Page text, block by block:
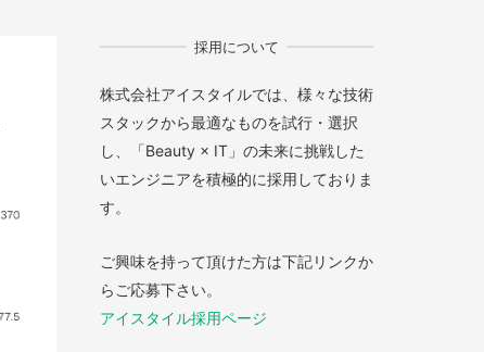
採用について
株式会社アイスタイルでは、様々な技術
スタックから最適なものを試行・選択
し、「Beauty × IT」の未来に挑戦した
いエンジニアを積極的に採用しておりま
す。
ご興味を持って頂けた方は下記リンクか
らご応募下さい。
アイスタイル採用ページ